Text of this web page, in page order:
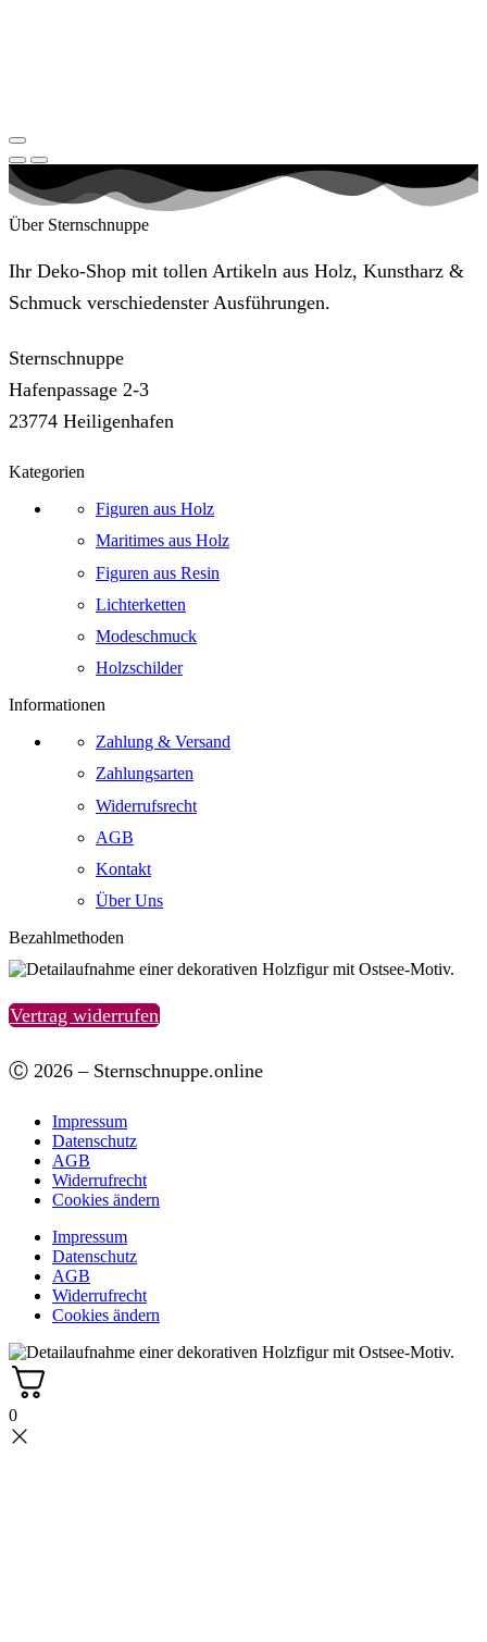
Über Sternschnuppe
Ihr Deko-Shop mit tollen Artikeln aus Holz, Kunstharz &
Schmuck verschiedenster Ausführungen.
Sternschnuppe
Hafenpassage 2-3
23774 Heiligenhafen
Kategorien
Figuren aus Holz
Maritimes aus Holz
Figuren aus Resin
Lichterketten
Modeschmuck
Holzschilder
Informationen
Zahlung & Versand
Zahlungsarten
Widerrufsrecht
AGB
Kontakt
Über Uns
Bezahlmethoden
Vertrag widerrufen
Ⓒ 2026 – Sternschnuppe.online
Impressum
Datenschutz
AGB
Widerrufrecht
Cookies ändern
Impressum
Datenschutz
AGB
Widerrufrecht
Cookies ändern
0